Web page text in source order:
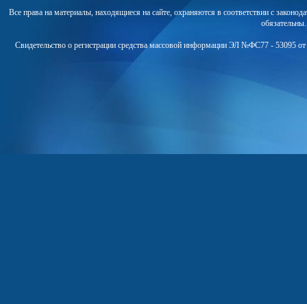
Все права на материалы, находящиеся на сайте, охраняются в соответствии с
Свидетельство о регистрации средства массовой информации ЭЛ №ФС77 - 53095